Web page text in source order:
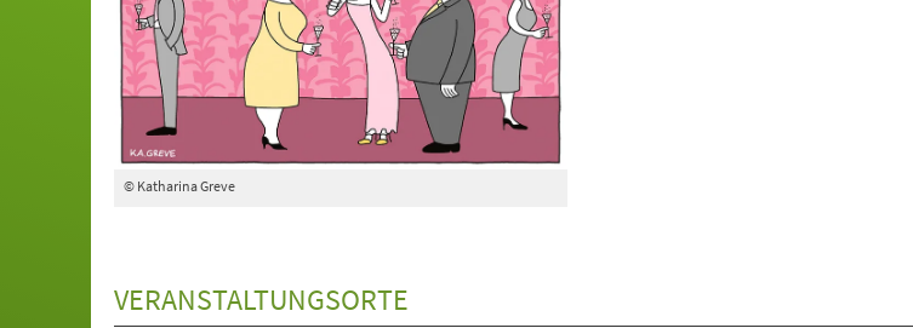
© Katharina Greve
VERANSTALTUNGSORTE